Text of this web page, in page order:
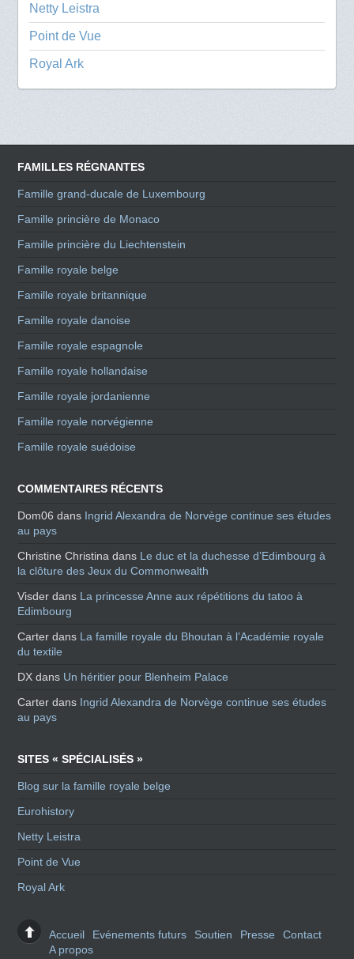
Netty Leistra
Point de Vue
Royal Ark
FAMILLES RÉGNANTES
Famille grand-ducale de Luxembourg
Famille princière de Monaco
Famille princière du Liechtenstein
Famille royale belge
Famille royale britannique
Famille royale danoise
Famille royale espagnole
Famille royale hollandaise
Famille royale jordanienne
Famille royale norvégienne
Famille royale suédoise
COMMENTAIRES RÉCENTS
Dom06 dans Ingrid Alexandra de Norvège continue ses études
au pays
Christine Christina dans Le duc et la duchesse d’Edimbourg à
la clôture des Jeux du Commonwealth
Visder dans La princesse Anne aux répétitions du tatoo à
Edimbourg
Carter dans La famille royale du Bhoutan à l’Académie royale
du textile
DX dans Un héritier pour Blenheim Palace
Carter dans Ingrid Alexandra de Norvège continue ses études
au pays
SITES « SPÉCIALISÉS »
Blog sur la famille royale belge
Eurohistory
Netty Leistra
Point de Vue
Royal Ark
Accueil Evénements futurs Soutien Presse
Contact
A propos